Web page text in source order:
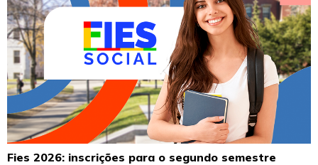
Fies 2026: inscrições para o segundo semestre